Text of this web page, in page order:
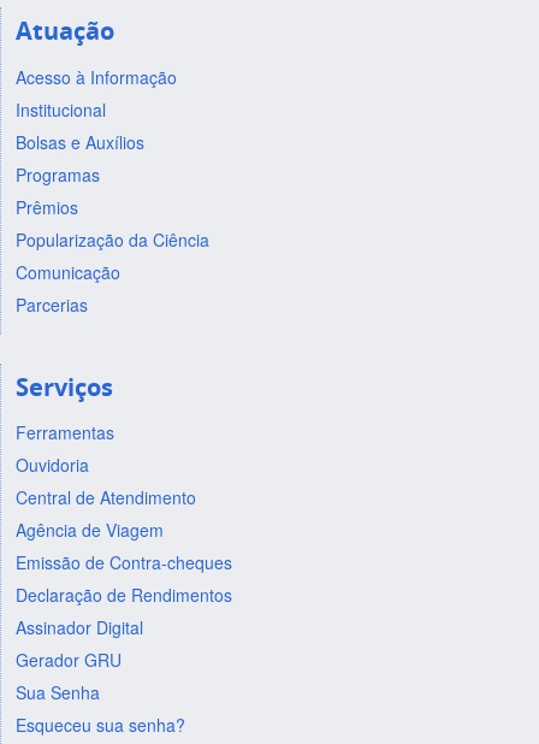
Atuação
Acesso à Informação
Institucional
Bolsas e Auxílios
Programas
Prêmios
Popularização da Ciência
Comunicação
Parcerias
Serviços
Ferramentas
Ouvidoria
Central de Atendimento
Agência de Viagem
Emissão de Contra-cheques
Declaração de Rendimentos
Assinador Digital
Gerador GRU
Sua Senha
Esqueceu sua senha?